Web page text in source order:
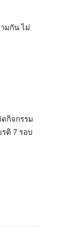
มกัน ไม่
กิจกรรม
ติ 7 รอบ